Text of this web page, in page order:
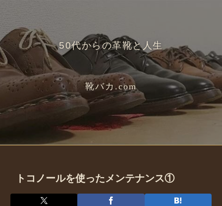
50代からの革靴と人生
靴バカ.com
トコノールを使ったメンテナンス①